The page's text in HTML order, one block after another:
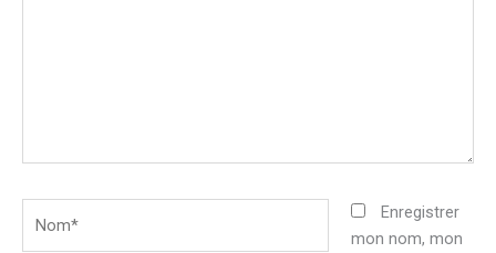
Enregistrer
mon nom, mon